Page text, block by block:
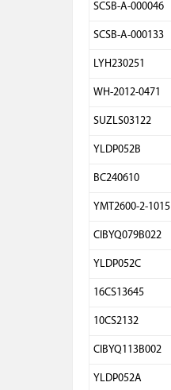
SCSB-A-000046
SCSB-A-000133
LYH230251
WH-2012-0471
SUZLS03122
YLDP052B
BC240610
YMT2600-2-1015
CIBYQ079B022
YLDP052C
16CS13645
10CS2132
CIBYQ113B002
YLDP052A